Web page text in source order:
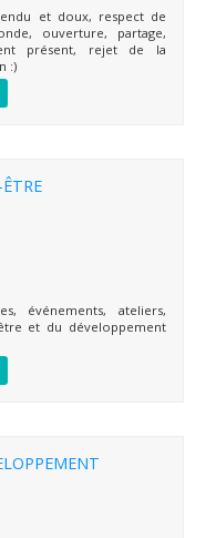
et doux, respect de
ouverture, partage,
présent, rejet de la
:)
événements, ateliers,
et du développement